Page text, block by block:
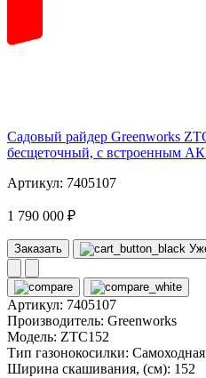
Садовый райдер Greenworks
бесщеточный, с встроенным
Артикул: 7405107
1 790 000 ₽
Заказать
Артикул: 7405107
Производитель: Greenworks
Модель: ZTC152
Тип газонокосилки: Самоходная
Ширина скашивания, (см): 152